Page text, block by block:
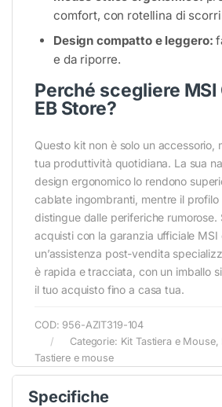
comfort, con rotellina di
Design compatto e leggero:
e da riporre.
Perché scegliere
EB Store?
Questo kit non è solo un accessorio,
tua produttività quotidiana. La sua
design ergonomico lo rendono
cablate ingombranti, mentre il profilo
distingue dalle periferiche rumorose.
acquisti con la garanzia ufficiale
un’assistenza post-vendita
è rapida e tracciata, con un imballo
il tuo acquisto fino a casa tua.
COD: 956-AZIT319-104
Categorie: Kit Tastiera e Mouse,
Tastiere e mouse
Specifiche